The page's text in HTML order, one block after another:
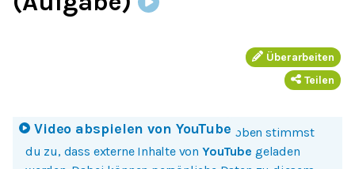
Überarbeiten
Teilen
Video abspielen von YouTube
Mit einem Klick auf Bild oder Button oben stimmst
du zu, dass externe Inhalte von YouTube geladen